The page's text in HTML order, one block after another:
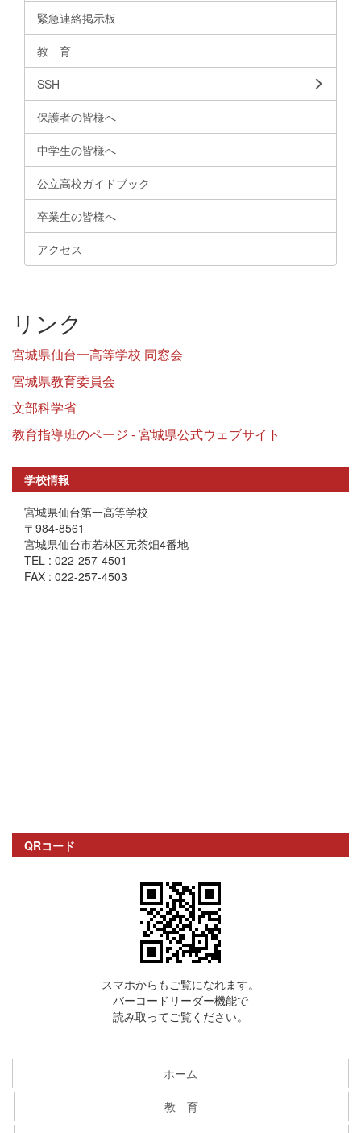
緊急連絡掲示板
教 育
SSH
保護者の皆様へ
中学生の皆様へ
公立高校ガイドブック
卒業生の皆様へ
アクセス
リンク
宮城県仙台一高等学校 同窓会
宮城県教育委員会
文部科学省
教育指導班のページ - 宮城県公式ウェブサイト
学校情報
宮城県仙台第一高等学校
〒984-8561
宮城県仙台市若林区元茶畑4番地
TEL : 022-257-4501
FAX : 022-257-4503
QRコード
スマホからもご覧になれます。
バーコードリーダー機能で
読み取ってご覧ください。
ホーム
教 育